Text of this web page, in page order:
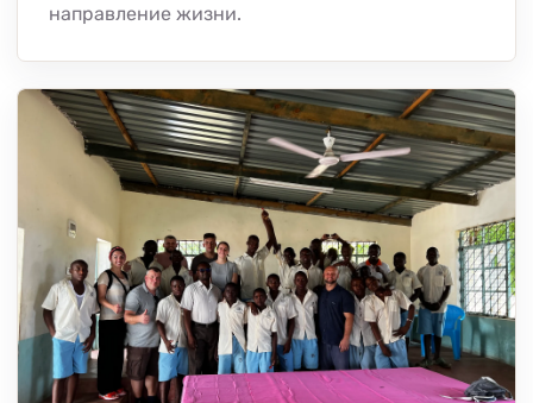
направление жизни.